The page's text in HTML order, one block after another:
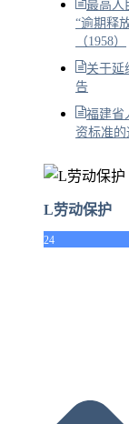
最高人
“逾期释
（1958）
关于延
告
福建省
资标准的
L劳动保护
24